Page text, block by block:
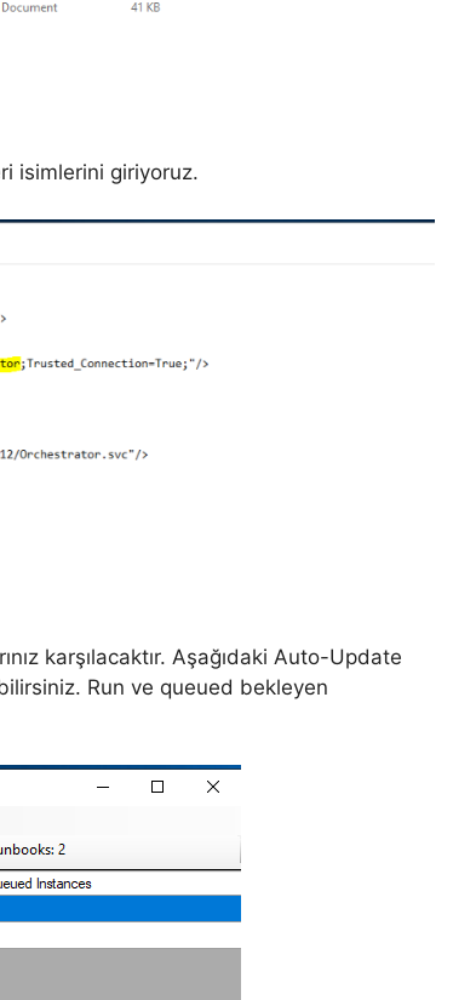
isimlerini giriyoruz.
karşılacaktır. Aşağıdaki Auto-Update
Run ve queued bekleyen